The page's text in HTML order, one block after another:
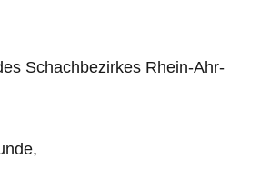
Schachbezirkes Rhein-Ahr-